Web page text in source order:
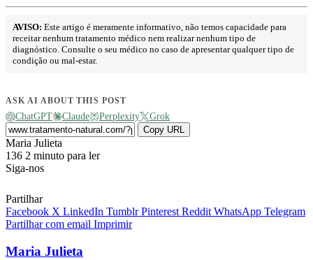
AVISO: Este artigo é meramente informativo, não temos capacidade para
receitar nenhum tratamento médico nem realizar nenhum tipo de
diagnóstico. Consulte o seu médico no caso de apresentar qualquer tipo de
condição ou mal-estar.
ASK AI ABOUT THIS POST
ChatGPT Claude Perplexity Grok
Copy URL
Maria Julieta
an
136 2 minuto para ler
Siga-nos
Partilhar
Facebook X LinkedIn Tumblr Pinterest Reddit WhatsApp Telegram
Partilhar com email Imprimir
Maria Julieta